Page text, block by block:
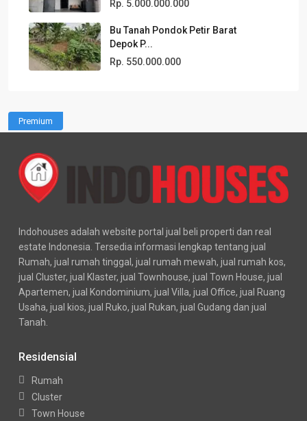
Rp. 5.000.000.000
Bu Tanah Pondok Petir Barat
Depok P...
Rp. 550.000.000
Premium
Indohouses adalah website portal jual beli properti dan real
estate Indonesia. Tersedia informasi lengkap tentang jual
Rumah, jual rumah tinggal, jual rumah mewah, jual rumah kos,
jual Cluster, jual Klaster, jual Townhouse, jual Town House, jual
Apartemen, jual Kondominium, jual Villa, jual Office, jual Ruang
Usaha, jual kios, jual Ruko, jual Rukan, jual Gudang dan jual
Tanah.
Residensial
Rumah
Cluster
Town House